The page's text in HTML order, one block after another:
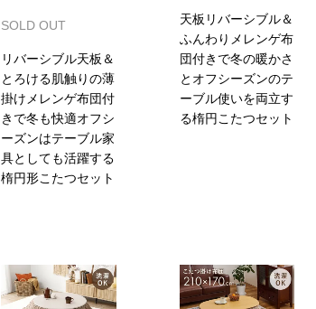
SOLD OUT
リバーシブル天板＆
とろける肌触りの薄
掛けメレンゲ布団付
きで冬も快適オフシ
ーズンはテーブル家
具としても活躍する
楕円形こたつセット
天板リバーシブル＆
ふんわりメレンゲ布
団付きで冬の暖かさ
とオフシーズンのテ
ーブル使いを両立す
る楕円こたつセット